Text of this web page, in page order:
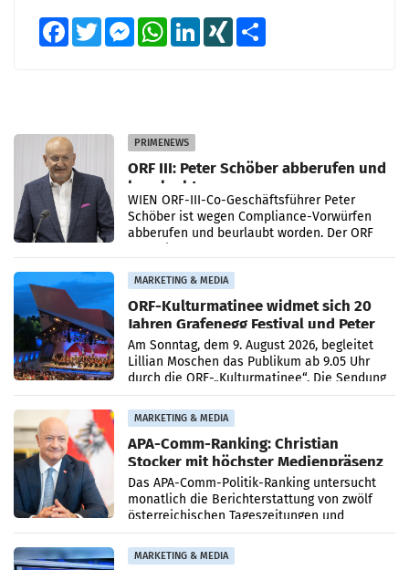
FacebookTwitter MessengerWhatsAppLinkedInXING
PRIMENEWS
ORF III: Peter Schöber abberufen und
beurlaubt
WIEN ORF-III-Co-Geschäftsführer Peter
Schöber ist wegen Compliance-Vorwürfen
abberufen und beurlaubt worden. Der ORF
MARKETING & MEDIA
ORF-Kulturmatinee widmet sich 20
Jahren Grafenegg Festival und Peter
Simonischek
Am Sonntag, dem 9. August 2026, begleitet
Lillian Moschen das Publikum ab 9.05 Uhr
durch die ORF-„Kulturmatinee“. Die Sendung
startet mit der Dokumentation „20 Jahre
Grafenegg
MARKETING & MEDIA
APA-Comm-Ranking: Christian
Stocker mit höchster Medienpräsenz
im Juli
Das APA-Comm-Politik-Ranking untersucht
monatlich die Berichterstattung von zwölf
österreichischen Tageszeitungen und
analysiert, welche Politikerinnen und
Politiker Österreichs die
MARKETING & MEDIA